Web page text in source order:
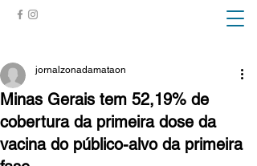
Minas Gerais tem 52,19% de
cobertura da primeira dose da
vacina do público-alvo da primeira
jornalzonadamataon